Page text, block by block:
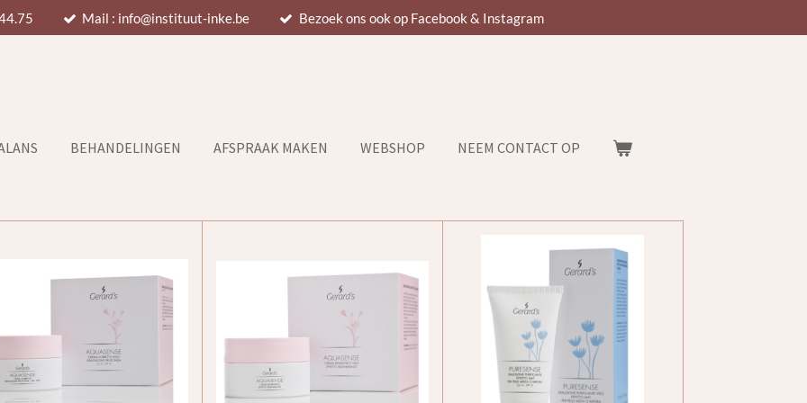
Mail : info@instituut-inke.be Bezoek ons ook op Facebook & Instagram
BEHANDELINGEN AFSPRAAK MAKEN WEBSHOP NEEM CONTACT OP